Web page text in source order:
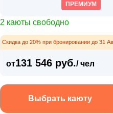
ПРЕМИУМ
2 каюты свободно
Скидка до 20% при бронировании до 31
от131 546 руб./ чел
Выбрать каюту